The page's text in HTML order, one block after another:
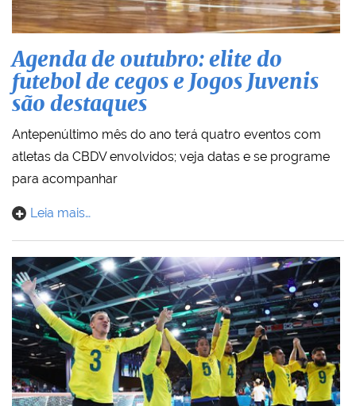
Agenda de outubro: elite do
futebol de cegos e Jogos Juvenis
são destaques
Antepenúltimo mês do ano terá quatro eventos com
atletas da CBDV envolvidos; veja datas e se programe
para acompanhar
Leia mais…